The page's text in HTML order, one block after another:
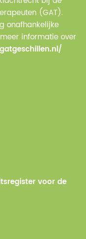
(GAT).
onafhankelijke
informatie over
voor de